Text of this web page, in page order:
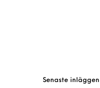
Senaste inläggen